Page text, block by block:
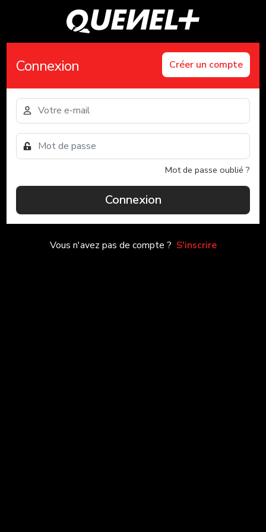
Connexion Créer un compte
Mot de passe oublié ?
Connexion
Vous n'avez pas de compte ? S'inscrire